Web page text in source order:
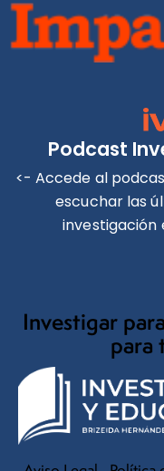
Podcast
<- Accede al
escuchar las
investigación
Investigar
para